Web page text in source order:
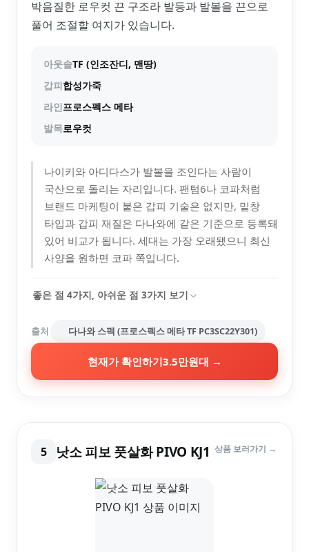
박음질한 로우컷 끈 구조라 발등과 발볼을 끈으로
풀어 조절할 여지가 있습니다.
아웃솔TF (인조잔디, 맨땅)
갑피합성가죽
라인프로스펙스 메타
발목로우컷
나이키와 아디다스가 발볼을 조인다는 사람이
국산으로 돌리는 자리입니다. 팬텀6나 코파처럼
브랜드 마케팅이 붙은 갑피 기술은 없지만, 밑창
타입과 갑피 재질은 다나와에 같은 기준으로 등록돼
있어 비교가 됩니다. 세대는 가장 오래됐으니 최신
사양을 원하면 코파 쪽입니다.
좋은 점 4가지, 아쉬운 점 3가지 보기
출처 다나와 스펙 (프로스펙스 메타 TF PC3SC22Y301)
현재가 확인하기3.5만원대 →
5 낫소 피보 풋살화 PIVO KJ1 상품 보러가기 →